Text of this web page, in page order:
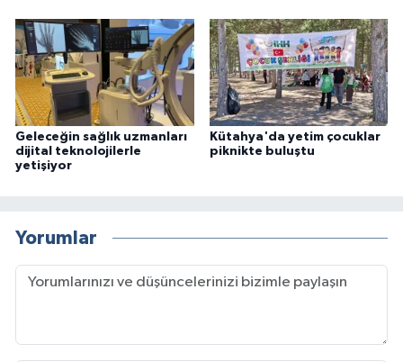
Geleceğin sağlık uzmanları
dijital teknolojilerle
yetişiyor
Kütahya'da yetim çocuklar
piknikte buluştu
Yorumlar